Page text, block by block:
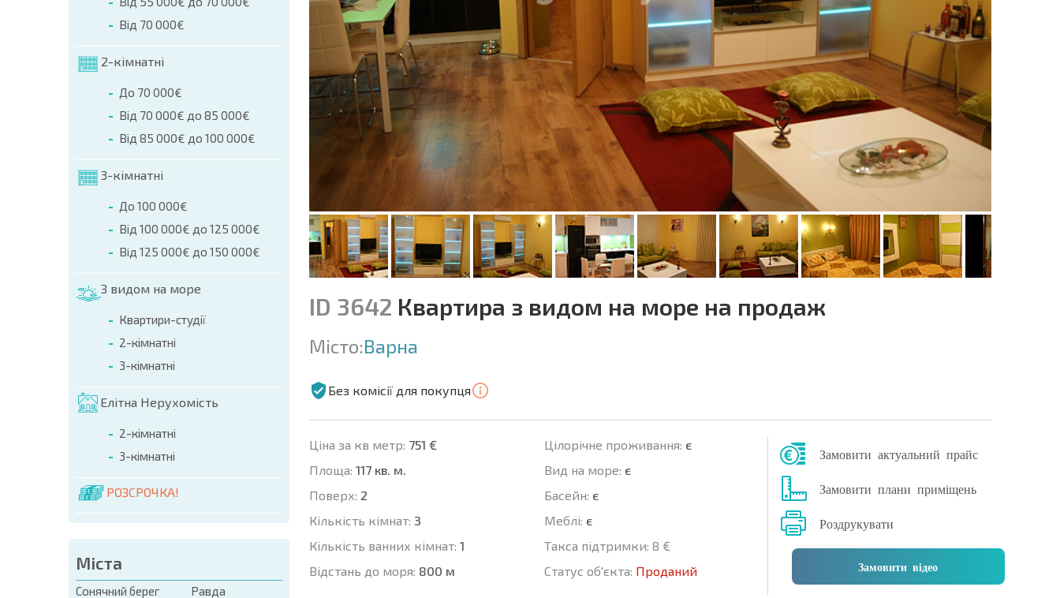
Від 70 000€
2-кімнатні
До 70 000€
Від 70 000€ до 85 000€
Від 85 000€ до 100 000€
3-кімнатні
До 100 000€
Від 100 000€ до 125 000€
Від 125 000€ до 150 000€
З видом на море
Квартири-студії
2-кімнатні
3-кімнатні
Елітна Нерухомість
2-кімнатні
3-кімнатні
РОЗСРОЧКА!
Міста
Сонячний берег
Равда
+359 8 9797 99 03
ID 3642 Квартира з видом на море на продаж
Місто:Варна
Без комісії для покупця
Ціна за кв метр: 751 €
Площа: 117 кв. м.
Поверх: 2
Кількість кімнат: 3
Кількість ванних кімнат: 1
Відстань до моря: 800 м
Цілорічне проживання: є
Вид на море: є
Баcейн: є
Меблі: є
Такса підтримки: 8 €
Статус об'єкта: Проданий
Замовити актуальний прайс
Замовити плани приміщень
Роздрукувати
Замовити відео